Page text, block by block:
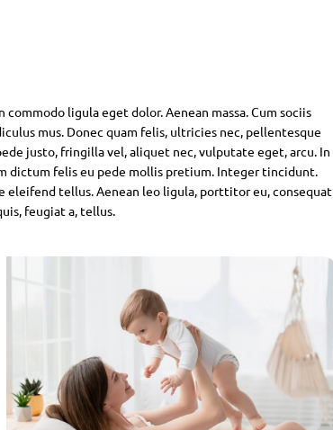
ligula eget dolor. Aenean massa. Cum sociis
mus. Donec quam felis, ultricies nec, pellentesque
justo, fringilla vel, aliquet nec, vulputate eget, arcu. In
dictum felis eu pede mollis pretium. Integer tincidunt.
eleifend tellus. Aenean leo ligula, porttitor eu, consequat
feugiat a, tellus.